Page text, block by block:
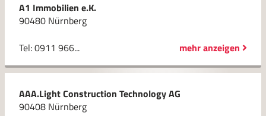
A1 Immobilien e.K.
90480 Nürnberg
Tel: 0911 966...
mehr anzeigen
AAA.Light Construction Technology AG
90408 Nürnberg